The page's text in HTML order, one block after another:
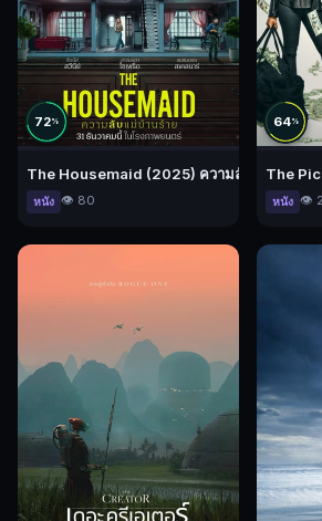
72%
The Housemaid (2025) ความลับแม่บ้านร้าย
หนัง 👁️ 80
64%
The
หนัง 👁️